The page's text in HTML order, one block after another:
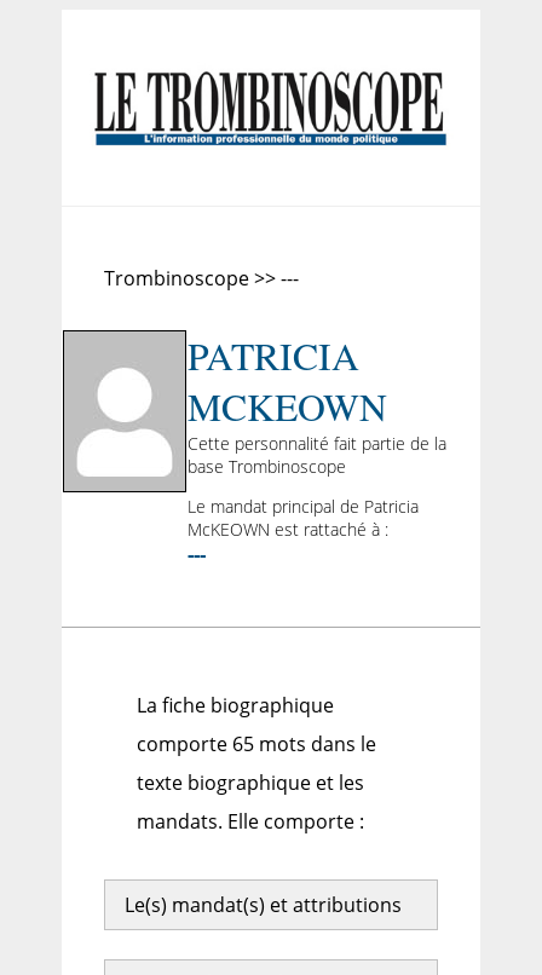
Trombinoscope >> ---
PATRICIA
MCKEOWN
Cette personnalité fait partie de la
base Trombinoscope
Le mandat principal de Patricia
McKEOWN est rattaché à :
---
La fiche biographique
comporte 65 mots dans le
texte biographique et les
mandats. Elle comporte :
Le(s) mandat(s) et attributions